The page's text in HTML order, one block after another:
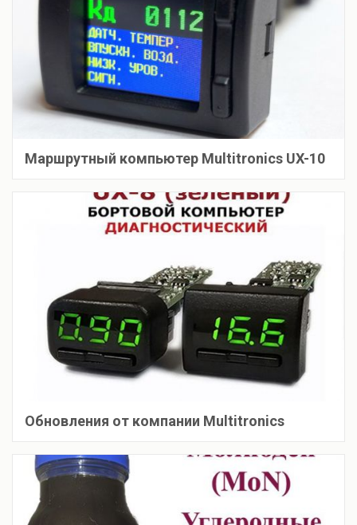
Маршрутный компьютер Multitronics UX-10
Обновления от компании Multitronics